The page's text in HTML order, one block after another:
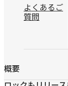
よくあるご
質問
概要